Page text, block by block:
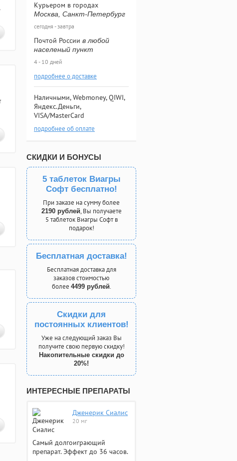
Курьером в городах
Москва, Санкт-Петербург
сегодня - завтра
Почтой России в любой
населеный пункт
4 - 10 дней
подробнее о доставке
Наличными, Webmoney, QIWI,
Яндекс.Деньги,
VISA/MasterCard
подробнее об оплате
СКИДКИ И БОНУСЫ
5 таблеток Виагры
Софт бесплатно!
При заказе на сумму более
2190 рублей, Вы получаете
5 таблеток Виагры Софт в
подарок!
Бесплатная доставка!
Бесплатная доставка для
заказов стоимостью
более 4499 рублей.
Скидки для
постоянных клиентов!
Уже на следующий заказ Вы
получите свою первую скидку!
Накопительные скидки до
20%!
ИНТЕРЕСНЫЕ ПРЕПАРАТЫ
Дженерик Сиалис
20 мг
Самый долгоиграющий
препарат. Эффект до 36 часов.